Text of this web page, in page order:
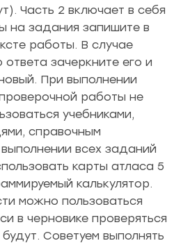
Часть 2 включает в себя
на задания запишите в
работы. В случае
ответа зачеркните его и
При выполнении
работы не
учебниками,
справочным
всех заданий
карты атласа 5
калькулятор.
можно пользоваться
в черновике проверяться
Советуем выполнять